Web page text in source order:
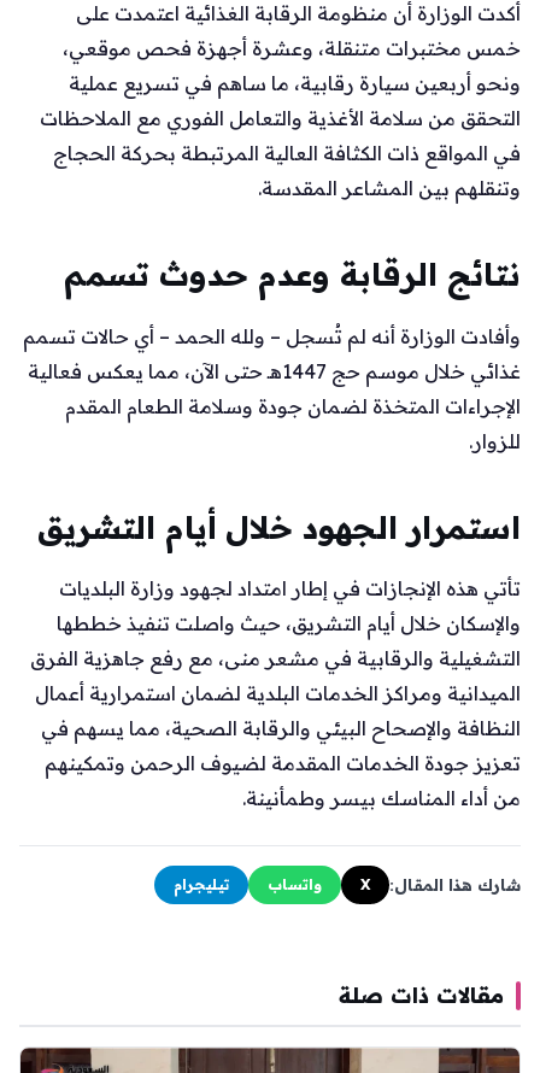
أكدت الوزارة أن منظومة الرقابة الغذائية اعتمدت على
خمس مختبرات متنقلة، وعشرة أجهزة فحص موقعي،
ونحو أربعين سيارة رقابية، ما ساهم في تسريع عملية
التحقق من سلامة الأغذية والتعامل الفوري مع الملاحظات
في المواقع ذات الكثافة العالية المرتبطة بحركة الحجاج
وتنقلهم بين المشاعر المقدسة.
نتائج الرقابة وعدم حدوث تسمم
وأفادت الوزارة أنه لم تُسجل – ولله الحمد – أي حالات تسمم
غذائي خلال موسم حج 1447هـ حتى الآن، مما يعكس فعالية
الإجراءات المتخذة لضمان جودة وسلامة الطعام المقدم
للزوار.
استمرار الجهود خلال أيام التشريق
تأتي هذه الإنجازات في إطار امتداد لجهود وزارة البلديات
والإسكان خلال أيام التشريق، حيث واصلت تنفيذ خططها
التشغيلية والرقابية في مشعر منى، مع رفع جاهزية الفرق
الميدانية ومراكز الخدمات البلدية لضمان استمرارية أعمال
النظافة والإصحاح البيئي والرقابة الصحية، مما يسهم في
تعزيز جودة الخدمات المقدمة لضيوف الرحمن وتمكينهم
من أداء المناسك بيسر وطمأنينة.
شارك هذا المقال: X واتساب تيليجرام
مقالات ذات صلة